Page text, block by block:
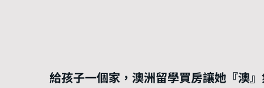
給孩子一個家，澳洲留學買房讓她『澳』